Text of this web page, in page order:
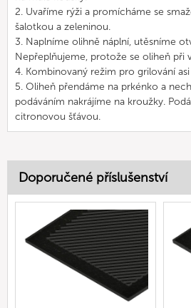
2. Uvaříme rýži a promícháme se
šalotkou a zeleninou.
3. Naplníme olihně náplní, utěsníme
Nepřeplňujeme, protože se oliheň při
4. Kombinovaný režim pro grilování
5. Oliheň přendáme na prkénko a
podáváním nakrájíme na kroužky.
citronovou šťávou.
Doporučené příslušenství